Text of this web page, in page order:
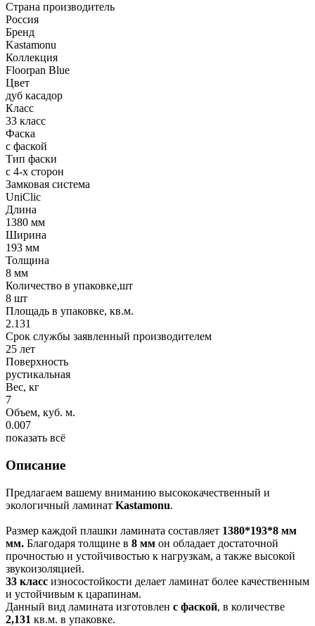
Страна производитель
Россия
Бренд
Kastamonu
Коллекция
Floorpan Blue
Цвет
дуб касадор
Класс
33 класс
Фаска
с фаской
Тип фаски
с 4-х сторон
Замковая система
UniClic
Длина
1380 мм
Ширина
193 мм
Толщина
8 мм
Количество в упаковке,шт
8 шт
Площадь в упаковке, кв.м.
2.131
Срок службы заявленный производителем
25 лет
Поверхность
рустикальная
Вес, кг
7
Объем, куб. м.
0.007
показать всё
Описание
Предлагаем вашему вниманию высококачественный и
экологичный ламинат Kastamonu.
Размер каждой плашки ламината составляет 1380*193*8 мм
мм. Благодаря толщине в 8 мм он обладает достаточной
прочностью и устойчивостью к нагрузкам, а также высокой
звукоизоляцией.
33 класс износостойкости делает ламинат более качественным
и устойчивым к царапинам.
Данный вид ламината изготовлен с фаской, в количестве
2,131 кв.м. в упаковке.